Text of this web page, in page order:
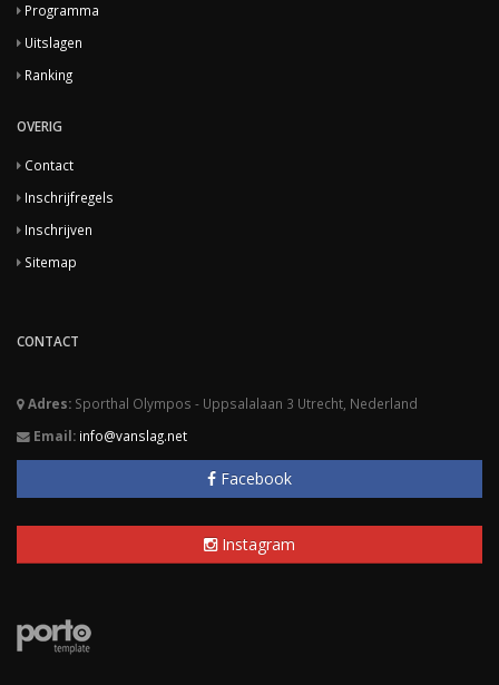
Programma
Uitslagen
Ranking
OVERIG
Contact
Inschrijfregels
Inschrijven
Sitemap
CONTACT
Adres: Sporthal Olympos - Uppsalalaan 3 Utrecht, Nederland
Email: info@vanslag.net
Facebook
Instagram